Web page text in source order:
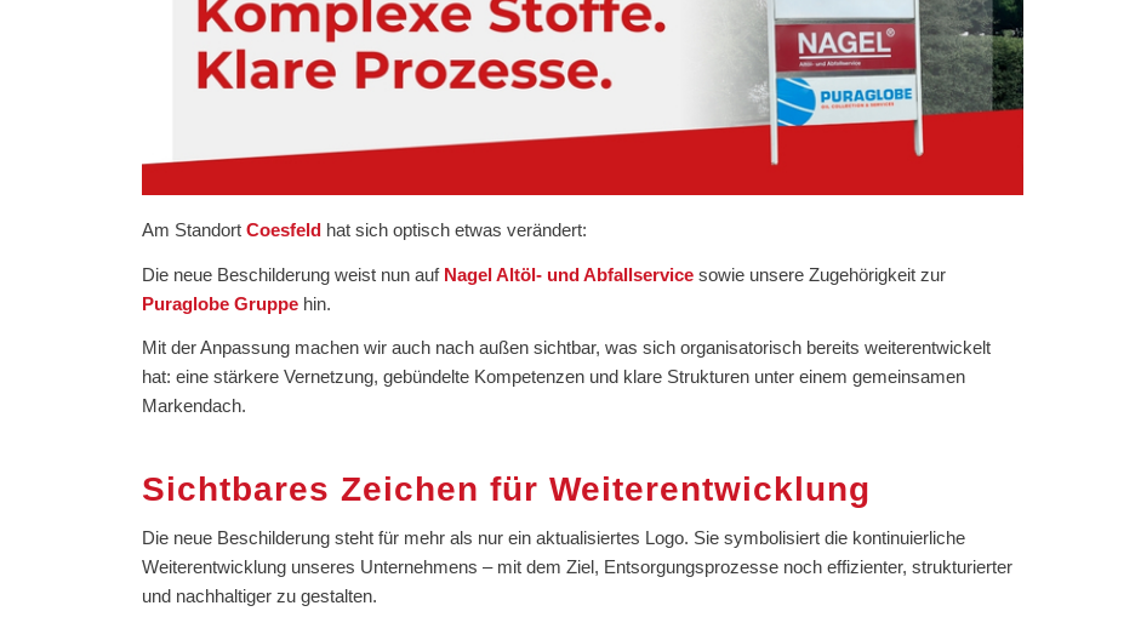
Am StandortCoesfeld hat sich optisch etwas verändert:
Die neue Beschilderung weist nun auf Nagel Altöl- und Abfallservice sowie unsere Zugehörigkeit zur
Puraglobe Gruppe hin.
Mit der Anpassung machen wir auch nach außen sichtbar, was sich organisatorisch bereits weiterentwickelt
hat: eine stärkere Vernetzung, gebündelte Kompetenzen und klare Strukturen unter einem gemeinsamen
Markendach.
Sichtbares Zeichen für Weiterentwicklung
Die neue Beschilderung steht für mehr als nur ein aktualisiertes Logo. Sie symbolisiert die kontinuierliche
Weiterentwicklung unseres Unternehmens – mit dem Ziel, Entsorgungsprozesse noch effizienter, strukturierter
und nachhaltiger zu gestalten.